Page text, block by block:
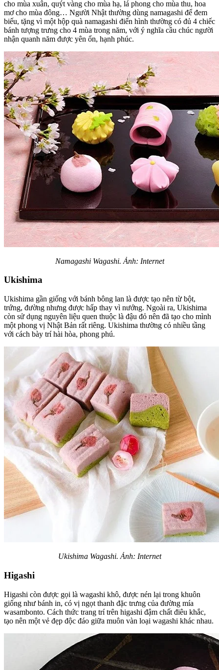
cho mùa xuân, quýt vàng cho mùa hạ, lá phong cho mùa thu, hoa
mơ cho mùa đông… Người Nhật thường dùng namagashi để đem
biếu, tặng vì một hộp quà namagashi điển hình thường có đủ 4 chiếc
bánh tượng trưng cho 4 mùa trong năm, với ý nghĩa cầu chúc người
nhận quanh năm được yên ổn, hạnh phúc.
Namagashi Wagashi. Ảnh: Internet
Ukishima
Ukishima gần giống với bánh bông lan là được tạo nên từ bột,
trứng, đường nhưng được hấp thay vì nướng. Ngoài ra, Ukishima
còn sử dụng nguyên liệu quen thuộc là đậu đỏ nên đã tạo cho mình
một phong vị Nhật Bản rất riêng. Ukishima thường có nhiều tầng
với cách bày trí hài hòa, phong phú.
Ukishima Wagashi. Ảnh: Internet
Higashi
Higashi còn được gọi là wagashi khô, được nén lại trong khuôn
giống như bánh in, có vị ngọt thanh đặc trưng của đường mía
wasambonto. Cách thức trang trí trên higashi đậm chất điêu khắc,
tạo nên một vẻ đẹp độc đáo giữa muôn vàn loại wagashi khác nhau.